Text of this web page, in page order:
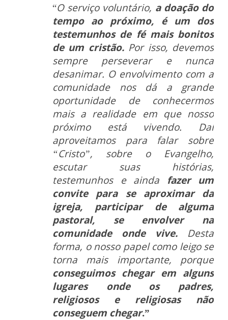
“O serviço voluntário, a doação do
tempo ao próximo, é um dos
testemunhos de fé mais bonitos
de um cristão.Por isso, devemos
sempre perseverar e nunca
desanimar. O envolvimento com a
comunidade nos dá a grande
oportunidade de conhecermos
mais a realidade em que nosso
próximo está vivendo. Daí
aproveitamos para falar sobre
“Cristo”, sobre o Evangelho,
escutar suas histórias,
testemunhos e ainda fazer um
convite para se aproximar da
igreja, participar de alguma
pastoral, se envolver na
comunidade onde vive. Desta
forma, o nosso papel como leigo se
torna mais importante, porque
conseguimos chegar em alguns
lugares onde os padres,
religiosos e religiosas não
conseguem chegar.”